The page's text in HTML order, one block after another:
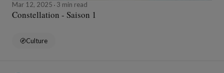
Mar 12, 2025 3 min read
Constellation - Saison 1
Culture